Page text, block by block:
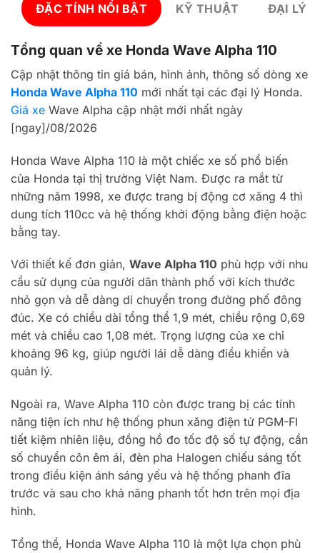
ĐẶC TÍNH NỔI BẬT KỸ THUẬT ĐẠI LÝ
Tổng quan về xe Honda Wave Alpha 110
Cập nhật thông tin giá bán, hình ảnh, thông số dòng xe
Honda Wave Alpha 110 mới nhất tại các đại lý Honda.
Giá xe Wave Alpha cập nhật mới nhất ngày
[ngay]/08/2026
Honda Wave Alpha 110 là một chiếc xe số phổ biến
của Honda tại thị trường Việt Nam. Được ra mắt từ
những năm 1998, xe được trang bị động cơ xăng 4 thì
dung tích 110cc và hệ thống khởi động bằng điện hoặc
bằng tay.
Với thiết kế đơn giản, Wave Alpha 110 phù hợp với nhu
cầu sử dụng của người dân thành phố với kích thước
nhỏ gọn và dễ dàng di chuyển trong đường phố đông
đúc. Xe có chiều dài tổng thể 1,9 mét, chiều rộng 0,69
mét và chiều cao 1,08 mét. Trọng lượng của xe chỉ
khoảng 96 kg, giúp người lái dễ dàng điều khiển và
quản lý.
Ngoài ra, Wave Alpha 110 còn được trang bị các tính
năng tiện ích như hệ thống phun xăng điện tử PGM-FI
tiết kiệm nhiên liệu, đồng hồ đo tốc độ số tự động, cần
số chuyển côn êm ái, đèn pha Halogen chiếu sáng tốt
trong điều kiện ánh sáng yếu và hệ thống phanh đĩa
trước và sau cho khả năng phanh tốt hơn trên mọi địa
hình.
Tổng thể, Honda Wave Alpha 110 là một lựa chọn phù